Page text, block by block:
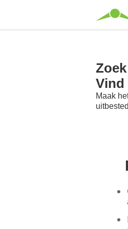
Vind
Maak